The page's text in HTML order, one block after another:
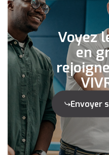
Voyez
en
Envoyer